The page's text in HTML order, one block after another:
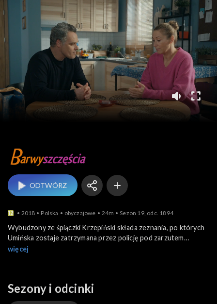
Barwy szczęścia
ODTWÓRZ
2018 Polska obyczajowe 24m Sezon 19, odc. 1894
Wybudzony ze śpiączki Krzepiński składa zeznania, po których
Umińska zostaje zatrzymana przez policję pod zarzutem
usiłowania morderstwa. Oliwka i Kajtek niepokoją się o Jowitę.
wykręcić się ze wspólnego wyjazdu na narty z Beatą i Radeckim.
Podczas rozmowy telefonicznej docierają do nich odgłosy
więcej
Sezony i odcinki